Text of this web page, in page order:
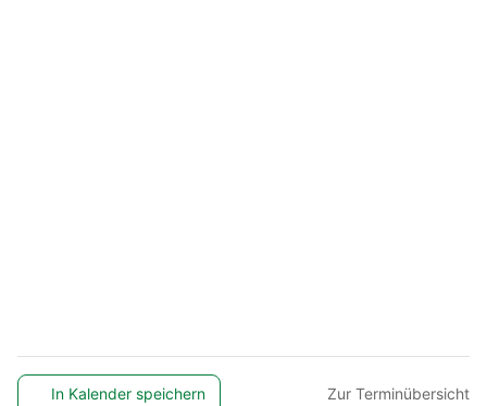
In Kalender speichern Zur Terminübersicht